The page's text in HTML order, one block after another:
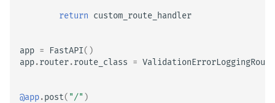
return custom_route_handler
app = FastAPI()
app.router.route_class = ValidationErrorLoggingRoute
@app.post( "/" )